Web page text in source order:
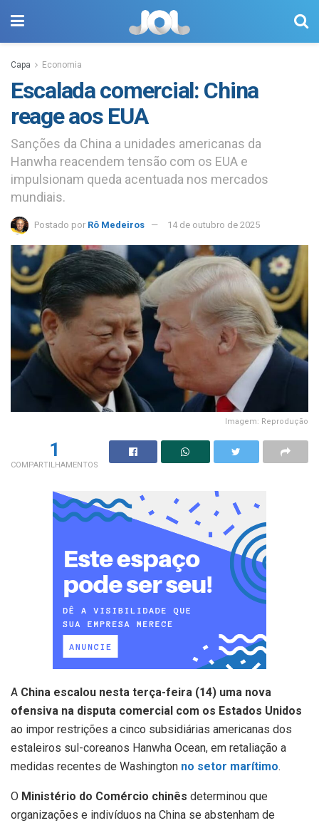
Capa Economia
Escalada comercial: China
reage aos EUA
Sanções da China a unidades americanas da
Hanwha reacendem tensão com os EUA e
impulsionam queda acentuada nos mercados
mundiais.
Postado por Rô Medeiros 14 de outubro de 2025
Imagem: Reprodução
1
COMPARTILHAMENTOS
A China escalou nesta terça-feira (14) uma nova
ofensiva na disputa comercial com os Estados Unidos
ao impor restrições a cinco subsidiárias americanas dos
estaleiros sul-coreanos Hanwha Ocean, em retaliação a
medidas recentes de Washington no setor marítimo.
O Ministério do Comércio chinês determinou que
organizações e indivíduos na China se abstenham de